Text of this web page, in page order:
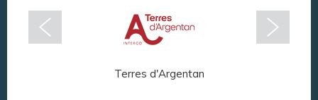
Terres d'Argentan